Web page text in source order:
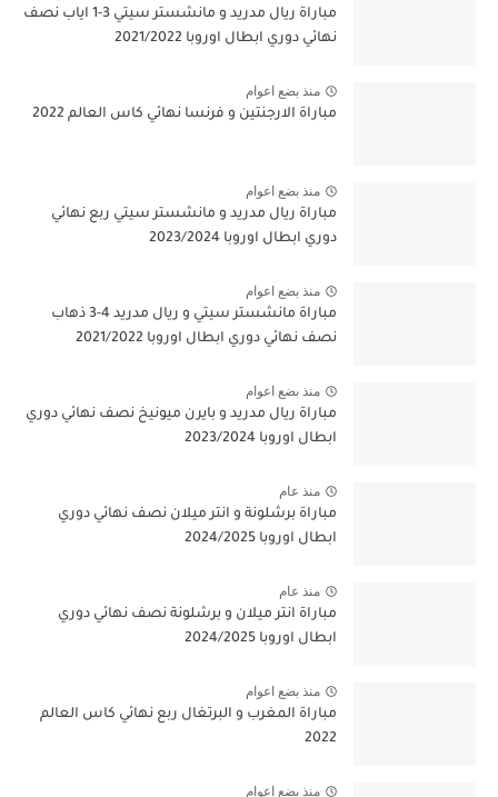
مباراة ريال مدريد و مانشستر سيتي 3-1 اياب نصف
نهائي دوري ابطال اوروبا 2021/2022
منذ بضع اعوام
مباراة الارجنتين و فرنسا نهائي كاس العالم 2022
منذ بضع اعوام
مباراة ريال مدريد و مانشستر سيتي ربع نهائي
دوري ابطال اوروبا 2023/2024
منذ بضع اعوام
مباراة مانشستر سيتي و ريال مدريد 4-3 ذهاب
نصف نهائي دوري ابطال اوروبا 2021/2022
منذ بضع اعوام
مباراة ريال مدريد و بايرن ميونيخ نصف نهائي دوري
ابطال اوروبا 2023/2024
منذ عام
مباراة برشلونة و انتر ميلان نصف نهائي دوري
ابطال اوروبا 2024/2025
منذ عام
مباراة انتر ميلان و برشلونة نصف نهائي دوري
ابطال اوروبا 2024/2025
منذ بضع اعوام
مباراة المغرب و البرتغال ربع نهائي كاس العالم
2022
منذ بضع اعوام